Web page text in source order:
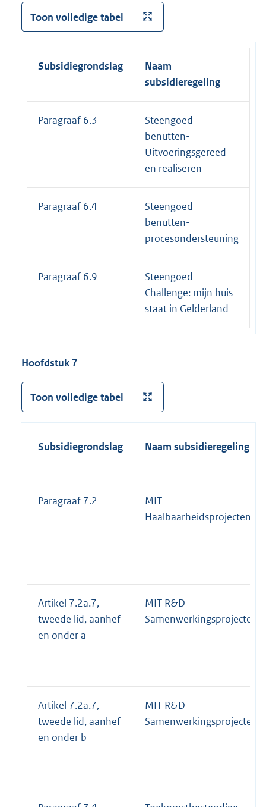
Toon volledige tabel
Subsidiegrondslag
Naam
subsidieregeling
Paragraaf 6.3
Steengoed
benutten-
Uitvoeringsgereed
en realiseren
Paragraaf 6.4
Steengoed
benutten-
procesondersteuning
Paragraaf 6.9
Steengoed
Challenge: mijn huis
staat in Gelderland
Hoofdstuk 7
Toon volledige tabel
Subsidiegrondslag Naam subsidieregeling
Paragraaf 7.2
MIT-
Haalbaarheidsprojecten
Artikel 7.2a.7,
tweede lid, aanhef
en onder a
MIT R&D
Samenwerkingsprojecten
Artikel 7.2a.7,
tweede lid, aanhef
en onder b
MIT R&D
Samenwerkingsprojecten